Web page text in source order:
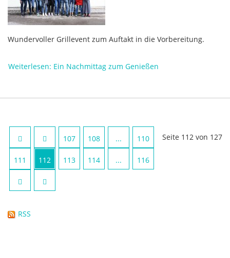
Wundervoller Grillevent zum Auftakt in die Vorbereitung.
Weiterlesen: Ein Nachmittag zum Genießen
Seite 112 von 127
107 108 ... 110
111 112 113 114 ... 116
RSS